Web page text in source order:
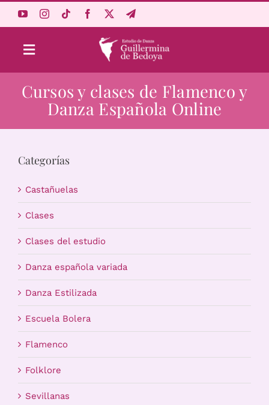
Toggle
Navigation
Aprende Online
Estudio
Carrito
Cursos y clases de Flamenco y
Danza Española Online
Categorías
Castañuelas
Clases
Clases del estudio
Danza española variada
Danza Estilizada
Escuela Bolera
Flamenco
Folklore
Sevillanas